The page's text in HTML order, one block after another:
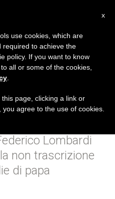
di Papa
Santa
Lombardi
non trascrizione
di papa
x
use cookies, which are
required to achieve the
policy. If you want to know
all or some of the cookies,
page, clicking a link or
agree to the use of cookies.